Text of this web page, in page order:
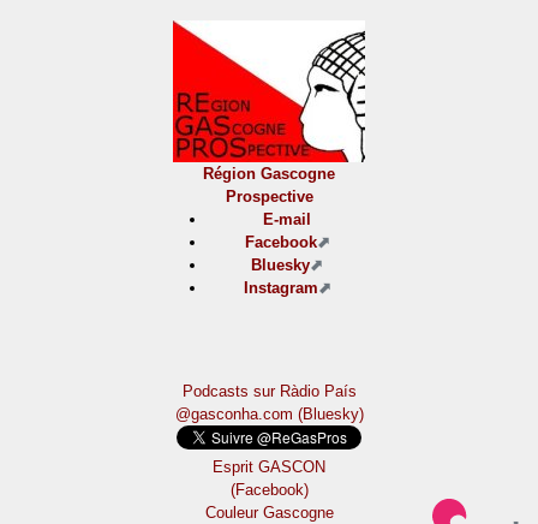
Région Gascogne
Prospective
E-mail
Facebook
Bluesky
Instagram
Podcasts sur Ràdio País
@gasconha.com (Bluesky)
Esprit GASCON
(Facebook)
Couleur Gascogne